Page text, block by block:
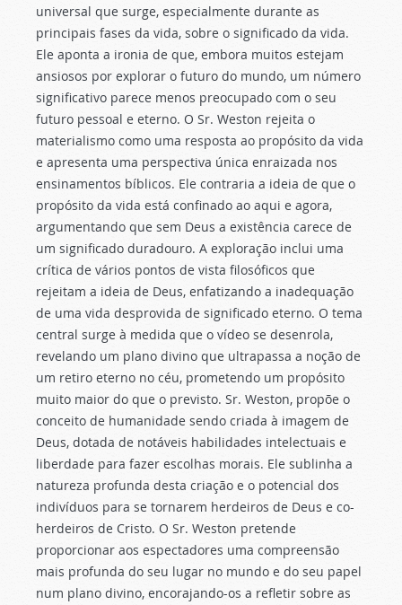
universal que surge, especialmente durante as
principais fases da vida, sobre o significado da vida.
Ele aponta a ironia de que, embora muitos estejam
ansiosos por explorar o futuro do mundo, um número
significativo parece menos preocupado com o seu
futuro pessoal e eterno. O Sr. Weston rejeita o
materialismo como uma resposta ao propósito da vida
e apresenta uma perspectiva única enraizada nos
ensinamentos bíblicos. Ele contraria a ideia de que o
propósito da vida está confinado ao aqui e agora,
argumentando que sem Deus a existência carece de
um significado duradouro. A exploração inclui uma
crítica de vários pontos de vista filosóficos que
rejeitam a ideia de Deus, enfatizando a inadequação
de uma vida desprovida de significado eterno. O tema
central surge à medida que o vídeo se desenrola,
revelando um plano divino que ultrapassa a noção de
um retiro eterno no céu, prometendo um propósito
muito maior do que o previsto. Sr. Weston, propõe o
conceito de humanidade sendo criada à imagem de
Deus, dotada de notáveis habilidades intelectuais e
liberdade para fazer escolhas morais. Ele sublinha a
natureza profunda desta criação e o potencial dos
indivíduos para se tornarem herdeiros de Deus e co-
herdeiros de Cristo. O Sr. Weston pretende
proporcionar aos espectadores uma compreensão
mais profunda do seu lugar no mundo e do seu papel
num plano divino, encorajando-os a refletir sobre as